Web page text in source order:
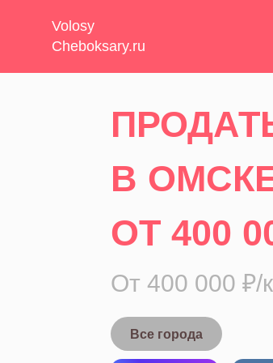
Volosy
Cheboksary.ru
В
ОТ 400
От 400 000 ₽/
Все города